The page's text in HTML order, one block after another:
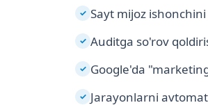
✓ Sayt mijoz
✓ Auditga so'rov
✓ Google'da
✓ Jarayonlarni